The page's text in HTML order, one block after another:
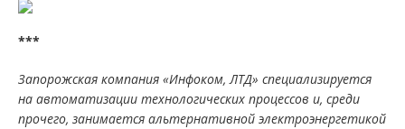
***
Запорожская компания «Инфоком, ЛТД» специализируется
на автоматизации технологических процессов и, среди
прочего, занимается альтернативной электроэнергетикой